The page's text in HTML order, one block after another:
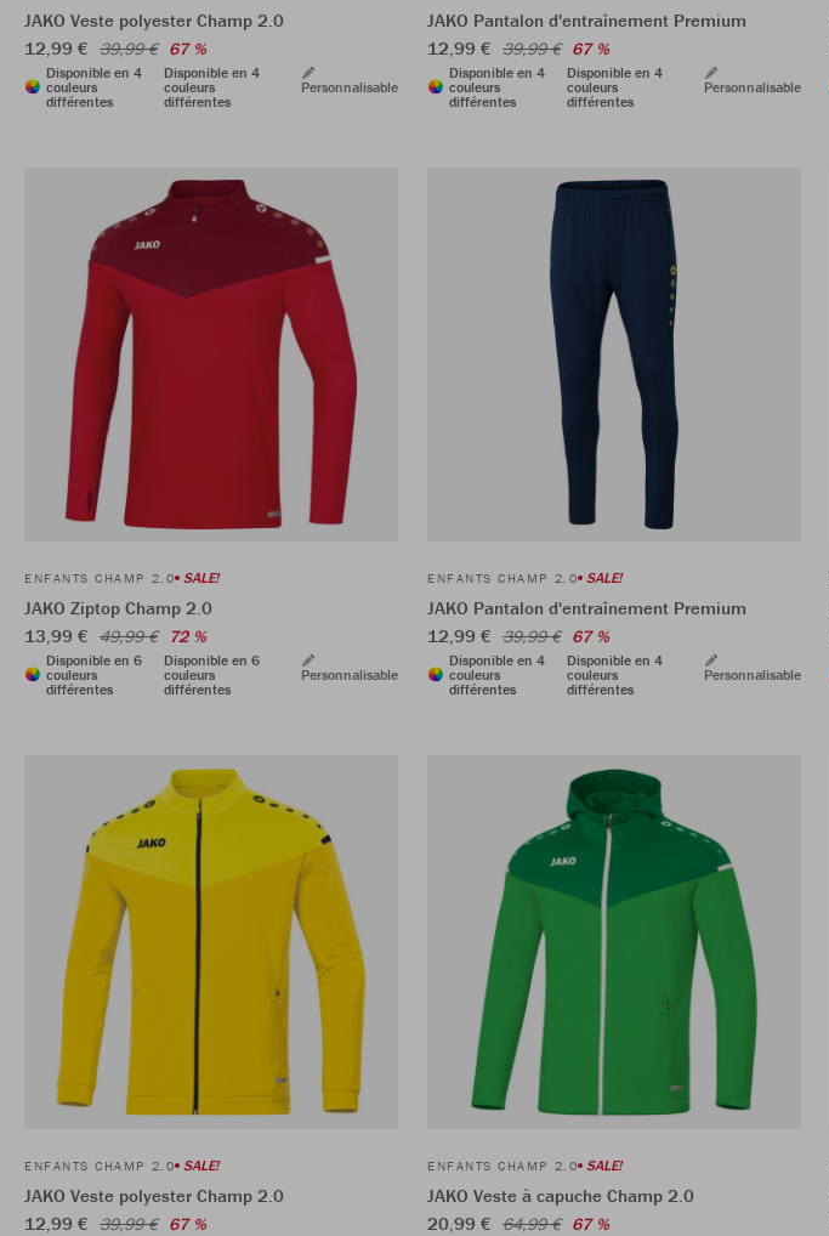
JAKO Veste polyester Champ 2.0
12,99 € 39,99 € 67 %
Disponible en 4
couleurs
différentes
Disponible en 4
couleurs
différentes
Personnalisable
JAKO Pantalon d'entraînement Premium
12,99 € 39,99 € 67 %
Disponible en 4
couleurs
différentes
Disponible en 4
couleurs
différentes
Personnalisable
ENFANTS CHAMP 2.0 SALE!
JAKO Ziptop Champ 2.0
13,99 € 49,99 € 72 %
Disponible en 6
couleurs
différentes
Disponible en 6
couleurs
différentes
Personnalisable
ENFANTS CHAMP 2.0 SALE!
JAKO Pantalon d'entraînement Premium
12,99 € 39,99 € 67 %
Disponible en 4
couleurs
différentes
Disponible en 4
couleurs
différentes
Personnalisable
ENFANTS CHAMP 2.0 SALE!
JAKO Veste polyester Champ 2.0
12,99 € 39,99 € 67 %
ENFANTS CHAMP 2.0 SALE!
JAKO Veste à capuche Champ 2.0
20,99 € 64,99 € 67 %